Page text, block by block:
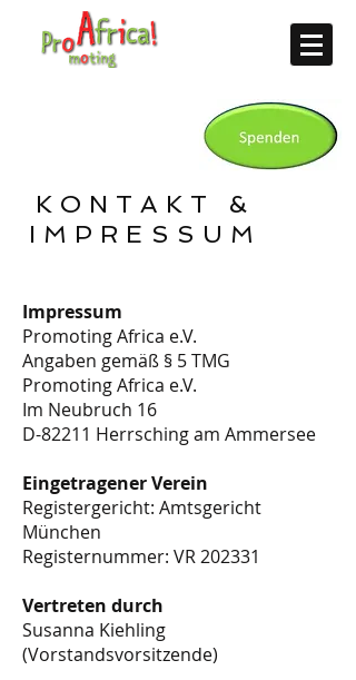
KONTAKT &
IMPRESSUM
Impressum
Promoting Africa e.V.
Angaben gemäß § 5 TMG
Promoting Africa e.V.
Im Neubruch 16
D-82211 Herrsching am Ammersee
Eingetragener Verein
Registergericht: Amtsgericht
München
Registernummer: VR 202331
Vertreten durch
Susanna Kiehling
(Vorstandsvorsitzende)